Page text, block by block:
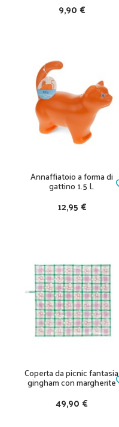
9,90 €
Annaffiatoio a forma di
gattino 1.5 L
12,95 €
Coperta da picnic fantasia
gingham con margherite
49,90 €